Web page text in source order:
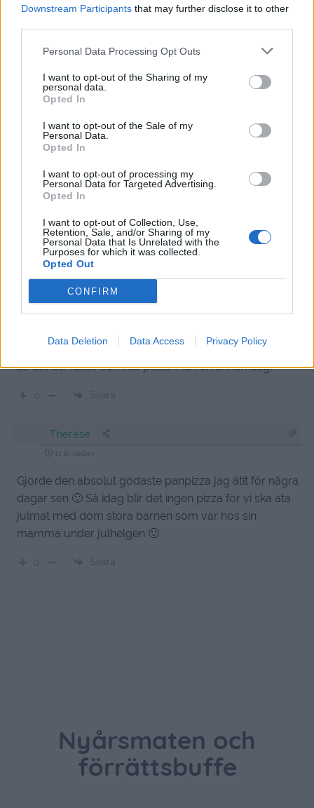
Downstream Participants that may further disclose it to other
Personal Data Processing Opt Outs
I want to opt-out of the Sharing of my
personal data.
Opted In
I want to opt-out of the Sale of my
Personal Data.
Opted In
I want to opt-out of processing my
Personal Data for Targeted Advertising.
Opted In
I want to opt-out of Collection, Use,
Retention, Sale, and/or Sharing of my
Personal Data that Is Unrelated with the
Purposes for which it was collected.
Opted Out
CONFIRM
Data Deletion Data Access Privacy Policy
Prenumerera Logga in
{} [+]
COMMENTS
äldsta
Jeanette
God fortsättning! Mmmm så gott! Min svärfar fyller år
så det blir kalas och inte pizza. Men en annan dag!
Svara
Therése
Gjorde den absolut godaste panpizza jag ätit för några
dagar sen 🙂 Så idag blir det ingen pizza för vi ska äta
julmat med dom stora barnen som var hos sin
mamma under julhelgen 🙂
Svara
Nyårsmaten och
förrättsbuffe